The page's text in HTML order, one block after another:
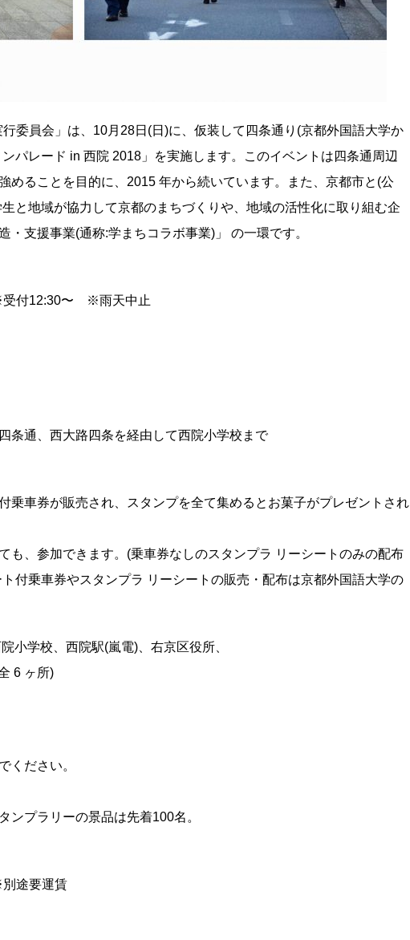
委員会」は、10月28日(日)に、仮装して四条通り(京都外国語大学か
パレード in 西院 2018」を実施します。このイベントは四条通周辺
めることを目的に、2015 年から続いています。また、京都市と(公
と地域が協力して京都のまちづくりや、地域の活性化に取り組む企
支援事業(通称:学まちコラボ事業)」 の一環です。
付12:30〜 ※雨天中止
条通、西大路四条を経由して西院小学校まで
乗車券が販売され、スタンプを全て集めるとお菓子がプレゼントされ
も、参加できます。(乗車券なしのスタンプラ リーシートのみの配布
付乗車券やスタンプラ リーシートの販売・配布は京都外国語大学の
小学校、西院駅(嵐電)、右京区役所、
6 ヶ所)
ください。
プラリーの景品は先着100名。
途要運賃